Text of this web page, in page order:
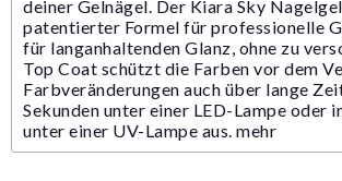
deiner Gelnägel. Der Kiara Sky
patentierter Formel für professionelle
für langanhaltenden Glanz, ohne zu
Top Coat schützt die Farben vor dem
Farbveränderungen auch über lange
Sekunden unter einer LED-Lampe oder
unter einer UV-Lampe aus. mehr